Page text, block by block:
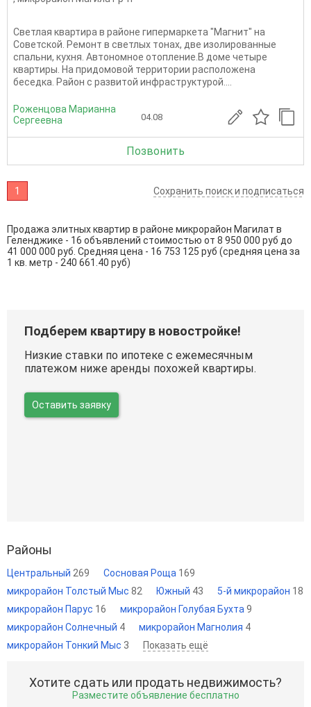
Светлая квартира в районе гипермаркета "Магнит" на
Советской. Ремонт в светлых тонах, две изолированные
спальни, кухня. Автономное отопление.В доме четыре
квартиры. На придомовой территории расположена
беседка. Район с развитой инфраструктурой....
Роженцова Марианна
Сергеевна
04.08
Позвонить
1 Сохранить поиск и подписаться
Продажа элитных квартир в районе микрорайон Магилат в
Геленджике - 16 объявлений стоимостью от 8 950 000 руб до
41 000 000 руб. Средняя цена - 16 753 125 руб (средняя цена за
1 кв. метр - 240 661.40 руб)
Подберем квартиру в новостройке!
Низкие ставки по ипотеке с ежемесячным
платежом ниже аренды похожей квартиры.
Оставить заявку
Районы
Центральный 269 Сосновая Роща 169
микрорайон Толстый Мыс 82 Южный 43 5-й микрорайон 18
микрорайон Парус 16 микрорайон Голубая Бухта 9
микрорайон Солнечный 4 микрорайон Магнолия 4
микрорайон Тонкий Мыс 3 Показать ещё
Хотите сдать или продать недвижимость?
Разместите объявление бесплатно